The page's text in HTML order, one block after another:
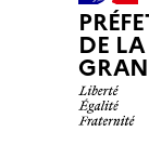
DE